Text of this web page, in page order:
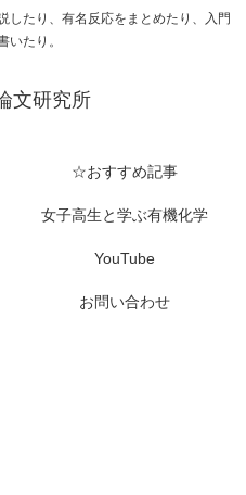
したり、有名反応をまとめたり、入門
いたり。
文研究所
☆おすすめ記事
女子高生と学ぶ有機化学
YouTube
お問い合わせ